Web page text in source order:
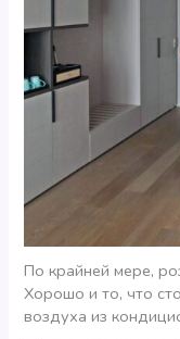
По крайней мере,
Хорошо и то, что
воздуха из